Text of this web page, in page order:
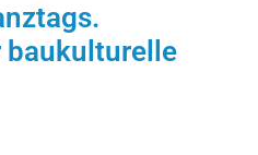
baukulturelle